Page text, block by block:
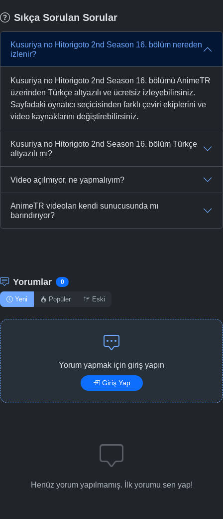
Sıkça Sorulan Sorular
Kusuriya no Hitorigoto 2nd Season 16. bölüm nereden
izlenir?
Kusuriya no Hitorigoto 2nd Season 16. bölümü AnimeTR
üzerinden Türkçe altyazılı ve ücretsiz izleyebilirsiniz.
Sayfadaki oynatıcı seçicisinden farklı çeviri ekiplerini ve
video kaynaklarını değiştirebilirsiniz.
Kusuriya no Hitorigoto 2nd Season 16. bölüm Türkçe
altyazılı mı?
Video açılmıyor, ne yapmalıyım?
AnimeTR videoları kendi sunucusunda mı
barındırıyor?
Yorumlar 0
Yeni Popüler Eski
Yorum yapmak için giriş yapın
Giriş Yap
Henüz yorum yapılmamış. İlk yorumu sen yap!